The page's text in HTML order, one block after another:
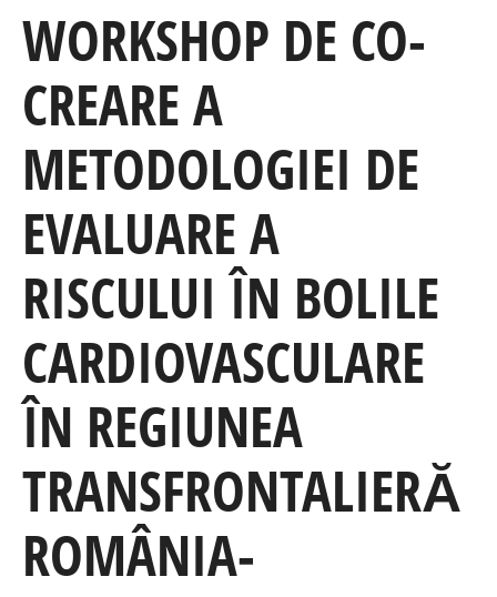
WORKSHOP DE CO-
CREARE A
METODOLOGIEI DE
EVALUARE A
RISCULUI ÎN BOLILE
CARDIOVASCULARE
ÎN REGIUNEA
TRANSFRONTALIERĂ
ROMÂNIA-